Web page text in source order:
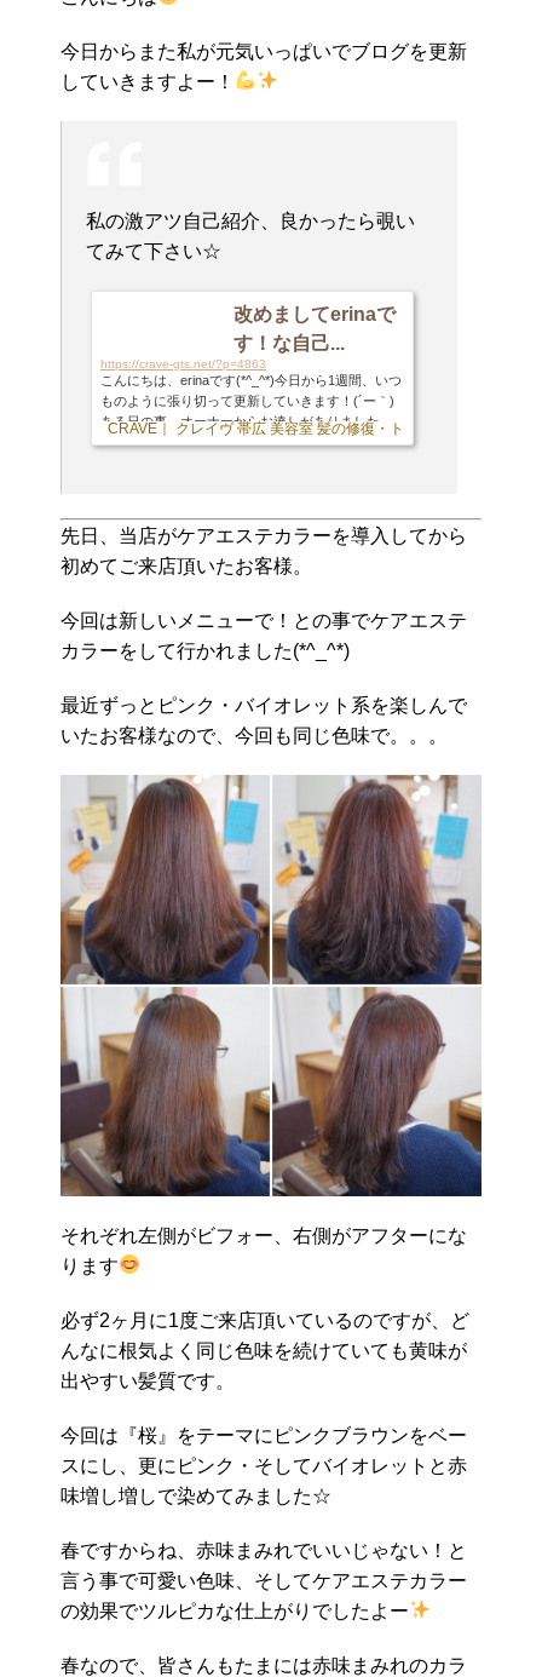
今日からまた私が元気いっぱいでブログを更新
していきますよー！
私の激アツ自己紹介、良かったら覗い
てみて下さい☆
改めましてerinaで
す！な自己...
https://crave-gts.net/?p=4863
こんにちは、erinaです(*^_^*)今日から1週間、いつ
ものように張り切って更新していきます！(´ー｀)
ある日の事、オーナーからお達しがありました。
オーナー 「プライベートな事とか書いてるけど、
させて頂こうと思います(*^_^*)【名前】erinaで
す！【血液型】O型。。。によく間違われますがB
型ですm(_ _)m皆さん嫌わないで下さい(;_;)笑【趣
CRAVE｜ クレイヴ 帯広 美容室 髪の修復・トリートメント専門店
先日、当店がケアエステカラーを導入してから
初めてご来店頂いたお客様。
今回は新しいメニューで！との事でケアエステ
カラーをして行かれました(*^_^*)
最近ずっとピンク・バイオレット系を楽しんで
いたお客様なので、今回も同じ色味で。。。
それぞれ左側がビフォー、右側がアフターにな
ります
必ず2ヶ月に1度ご来店頂いているのですが、ど
んなに根気よく同じ色味を続けていても黄味が
出やすい髪質です。
今回は『桜』をテーマにピンクブラウンをベー
スにし、更にピンク・そしてバイオレットと赤
味増し増しで染めてみました☆
春ですからね、赤味まみれでいいじゃない！と
言う事で可愛い色味、そしてケアエステカラー
の効果でツルピカな仕上がりでしたよー
春なので、皆さんもたまには赤味まみれのカラ